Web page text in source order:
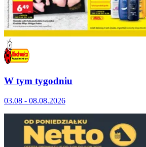
W tym tygodniu
03.08 - 08.08.2026